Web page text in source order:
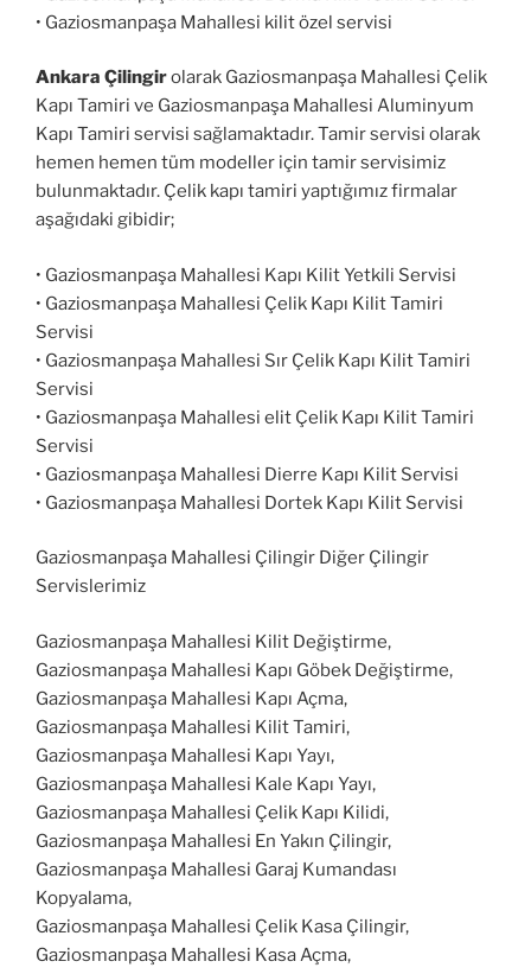
• Gaziosmanpaşa Mahallesi kilit özel servisi
Ankara Çilingirolarak Gaziosmanpaşa Mahallesi Çelik
Kapı Tamiri ve Gaziosmanpaşa Mahallesi Aluminyum
Kapı Tamiri servisi sağlamaktadır. Tamir servisi olarak
hemen hemen tüm modeller için tamir servisimiz
bulunmaktadır. Çelik kapı tamiri yaptığımız firmalar
aşağıdaki gibidir;
• Gaziosmanpaşa Mahallesi Kapı Kilit Yetkili Servisi
• Gaziosmanpaşa Mahallesi Çelik Kapı Kilit Tamiri
Servisi
• Gaziosmanpaşa Mahallesi Sır Çelik Kapı Kilit Tamiri
Servisi
• Gaziosmanpaşa Mahallesi elit Çelik Kapı Kilit Tamiri
Servisi
• Gaziosmanpaşa Mahallesi Dierre Kapı Kilit Servisi
• Gaziosmanpaşa Mahallesi Dortek Kapı Kilit Servisi
Gaziosmanpaşa Mahallesi Çilingir Diğer Çilingir
Servislerimiz
Gaziosmanpaşa Mahallesi Kilit Değiştirme,
Gaziosmanpaşa Mahallesi Kapı Göbek Değiştirme,
Gaziosmanpaşa Mahallesi Kapı Açma,
Gaziosmanpaşa Mahallesi Kilit Tamiri,
Gaziosmanpaşa Mahallesi Kapı Yayı,
Gaziosmanpaşa Mahallesi Kale Kapı Yayı,
Gaziosmanpaşa Mahallesi Çelik Kapı Kilidi,
Gaziosmanpaşa Mahallesi En Yakın Çilingir,
Gaziosmanpaşa Mahallesi Garaj Kumandası
Kopyalama,
Gaziosmanpaşa Mahallesi Çelik Kasa Çilingir,
Gaziosmanpaşa Mahallesi Kasa Açma,